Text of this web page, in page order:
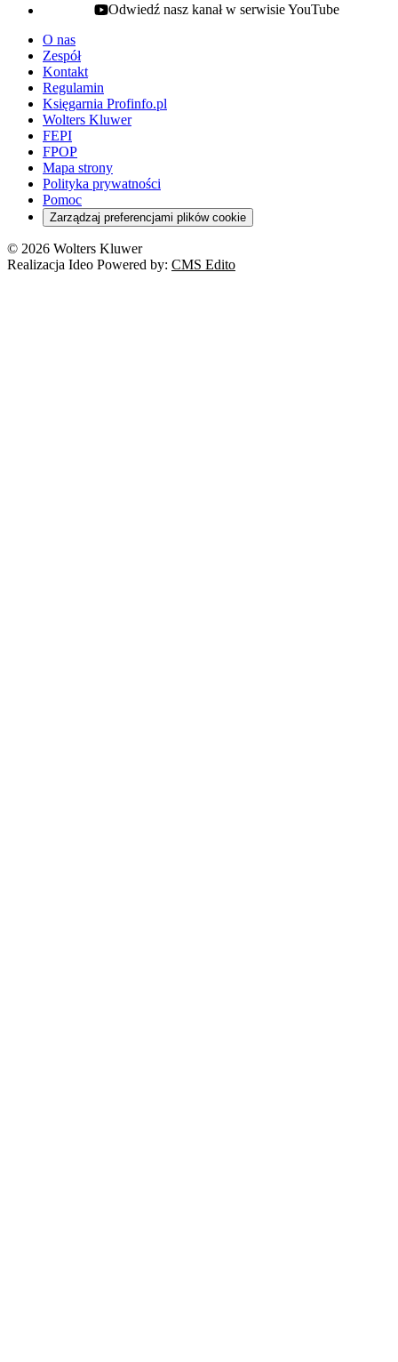
youtube - otwiera się w nowej karcie
Odwiedź nasz kanał w serwisie YouTube
O nas
Zespół
Kontakt
Regulamin
Księgarnia Profinfo.pl
Wolters Kluwer
FEPI
FPOP
Mapa strony
Polityka prywatności
Pomoc
Zarządzaj preferencjami plików cookie
© 2026 Wolters Kluwer
Realizacja Ideo Powered by: CMS Edito